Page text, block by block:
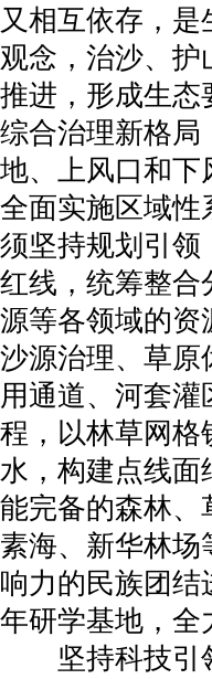
又相互依存，
观念，治沙、
推进，形成生态
综合治理新格局
地、上风口和下
全面实施区域性
须坚持规划引领
红线，统筹整合
源等各领域的资
沙源治理、草原
用通道、河套
程，以林草网格
水，构建点线面
能完备的森林、
素海、新华林
响力的民族团
年研学基地，全
坚持科技引领